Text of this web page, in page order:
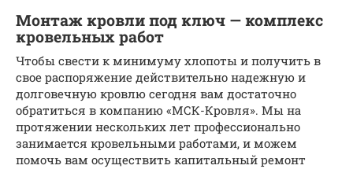
Монтаж кровли под ключ — комплекс
кровельных работ
Чтобы свести к минимуму хлопоты и получить в
свое распоряжение действительно надежную и
долговечную кровлю сегодня вам достаточно
обратиться в компанию «МСК-Кровля». Мы на
протяжении нескольких лет профессионально
занимается кровельными работами, и можем
помочь вам осуществить капитальный ремонт